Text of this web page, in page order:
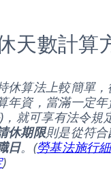
天數計算
休算法上較簡單
年資，當滿一定
就可享有法令規
休期限則是從符合
日。(勞基法施行
)